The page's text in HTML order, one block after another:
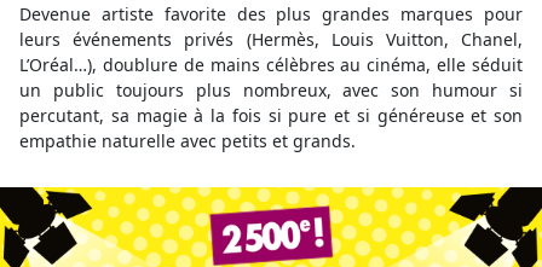
Devenue artiste favorite des plus grandes marques pour
leurs événements privés (Hermès, Louis Vuitton, Chanel,
L’Oréal…), doublure de mains célèbres au cinéma, elle séduit
un public toujours plus nombreux, avec son humour si
percutant, sa magie à la fois si pure et si généreuse et son
empathie naturelle avec petits et grands.